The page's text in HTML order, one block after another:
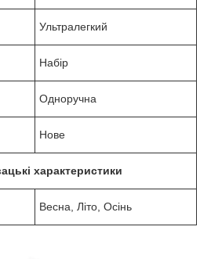
Ультралегкий
Набір
Одноручна
Нове
характеристики
Весна, Літо, Осінь